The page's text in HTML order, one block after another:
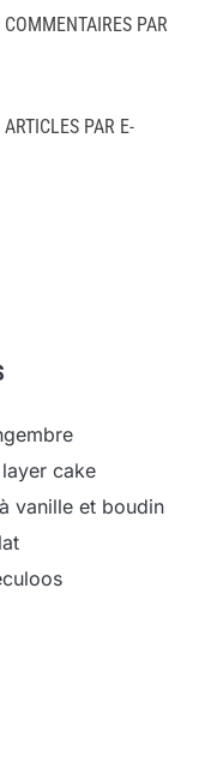
PAR
PAR E-
cake
vanille et boudin